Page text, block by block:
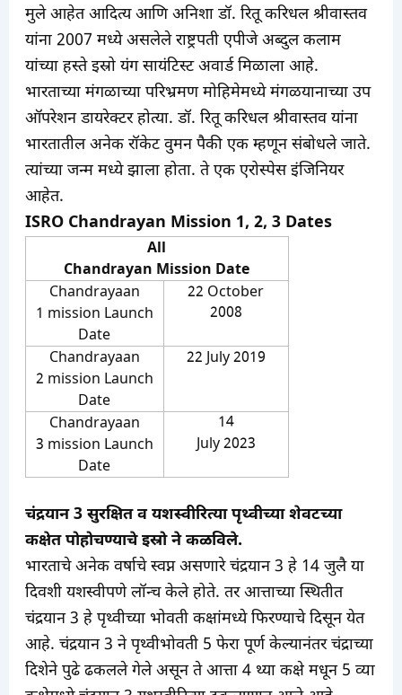
मुले आहेत आदित्य आणि अनिशा डॉ. रितू करिधल श्रीवास्तव
यांना 2007 मध्ये असलेले राष्ट्रपती एपीजे अब्दुल कलाम
यांच्या हस्ते इस्रो यंग सायंटिस्ट अवार्ड मिळाला आहे.
भारताच्या मंगळाच्या परिभ्रमण मोहिमेमध्ये मंगळयानाच्या उप
ऑपरेशन डायरेक्टर होत्या. डॉ. रितू करिधल श्रीवास्तव यांना
भारतातील अनेक रॉकेट वुमन पैकी एक म्हणून संबोधले जाते.
त्यांच्या जन्म मध्ये झाला होता. ते एक एरोस्पेस इंजिनियर
आहेत.
ISRO Chandrayan Mission 1, 2, 3 Dates
All
Chandrayan Mission Date
Chandrayaan
1 mission Launch
Date
22 October
2008
Chandrayaan
2 mission Launch
Date
22 July 2019
Chandrayaan
3 mission Launch
Date
14
July 2023
चंद्रयान 3 सुरक्षित व यशस्वीरित्या पृथ्वीच्या शेवटच्या
कक्षेत पोहोचण्याचे इस्रो ने कळविले.
भारताचे अनेक वर्षाचे स्वप्न असणारे चंद्रयान 3 हे 14 जुलै या
दिवशी यशस्वीपणे लॉन्च केले होते. तर आत्ताच्या स्थितीत
चंद्रयान 3 हे पृथ्वीच्या भोवती कक्षांमध्ये फिरण्याचे दिसून येत
आहे. चंद्रयान 3 ने पृथ्वीभोवती 5 फेरा पूर्ण केल्यानंतर चंद्राच्या
दिशेने पुढे ढकलले गेले असून ते आत्ता 4 थ्या कक्षे मधून 5 व्या